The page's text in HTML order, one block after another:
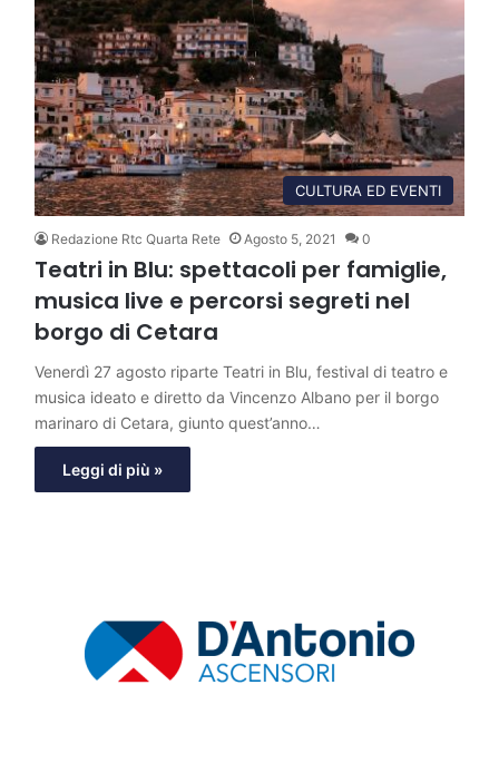
CULTURA ED EVENTI
Redazione Rtc Quarta Rete Agosto 5, 2021 0
Teatri in Blu: spettacoli per famiglie,
musica live e percorsi segreti nel
borgo di Cetara
Venerdì 27 agosto riparte Teatri in Blu, festival di teatro e
musica ideato e diretto da Vincenzo Albano per il borgo
marinaro di Cetara, giunto quest’anno…
Leggi di più »